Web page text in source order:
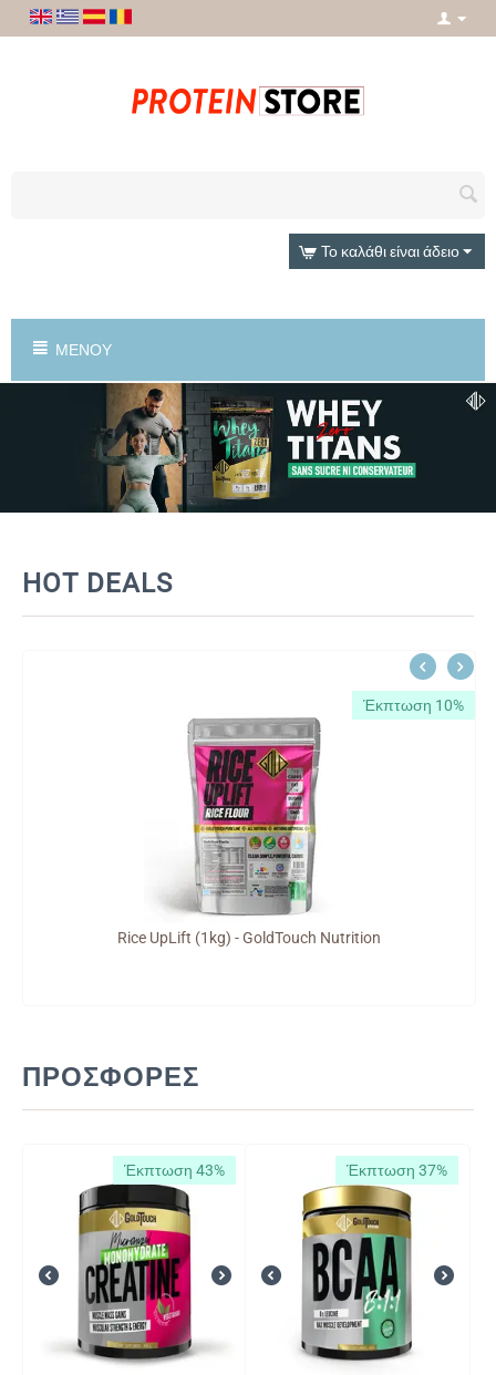
Το καλάθι είναι άδειο
ΜΕΝΟΎ
HOT DEALS
Έκπτωση 10%
Rice UpLift (1kg) - GoldTouch Nutrition
ΠΡΟΣΦΟΡΈΣ
Έκπτωση 43% Έκπτωση 37%